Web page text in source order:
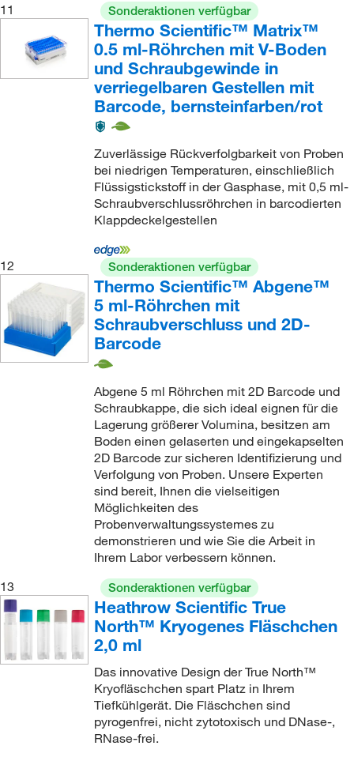
11
Sonderaktionen verfügbar
Thermo Scientific™ Matrix™
0.5 ml-Röhrchen mit V-Boden
und Schraubgewinde in
verriegelbaren Gestellen mit
Barcode, bernsteinfarben/rot
Zuverlässige Rückverfolgbarkeit von Proben
bei niedrigen Temperaturen, einschließlich
Flüssigstickstoff in der Gasphase, mit 0,5 ml-
Schraubverschlussröhrchen in barcodierten
Klappdeckelgestellen
12 Sonderaktionen verfügbar
Thermo Scientific™ Abgene™
5 ml-Röhrchen mit
Schraubverschluss und 2D-
Barcode
Abgene 5 ml Röhrchen mit 2D Barcode und
Schraubkappe, die sich ideal eignen für die
Lagerung größerer Volumina, besitzen am
Boden einen gelaserten und eingekapselten
2D Barcode zur sicheren Identifizierung und
Verfolgung von Proben. Unsere Experten
sind bereit, Ihnen die vielseitigen
Möglichkeiten des
Probenverwaltungssystemes zu
demonstrieren und wie Sie die Arbeit in
Ihrem Labor verbessern können.
13
Sonderaktionen verfügbar
Heathrow Scientific True
North™ Kryogenes Fläschchen
2,0 ml
Das innovative Design der True North™
Kryofläschchen spart Platz in Ihrem
Tiefkühlgerät. Die Fläschchen sind
pyrogenfrei, nicht zytotoxisch und DNase-,
RNase-frei.